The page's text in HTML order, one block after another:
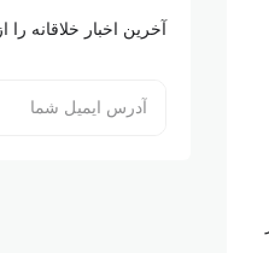
آخرین اخبار خلاقانه